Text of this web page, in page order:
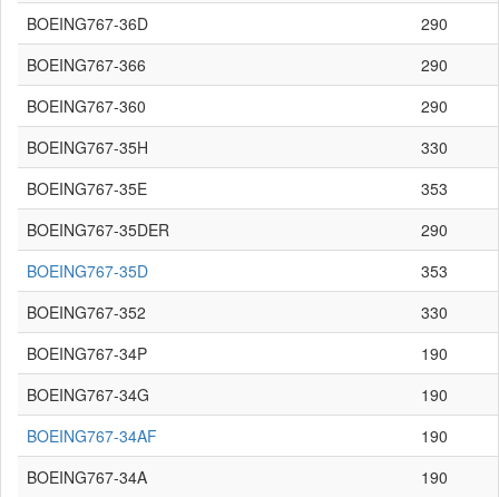
BOEING767-36D
290
BOEING767-366
290
BOEING767-360
290
BOEING767-35H
330
BOEING767-35E
353
BOEING767-35DER
290
BOEING767-35D
353
BOEING767-352
330
BOEING767-34P
190
BOEING767-34G
190
BOEING767-34AF
190
BOEING767-34A
190